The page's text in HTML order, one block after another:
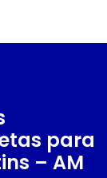
para
– AM